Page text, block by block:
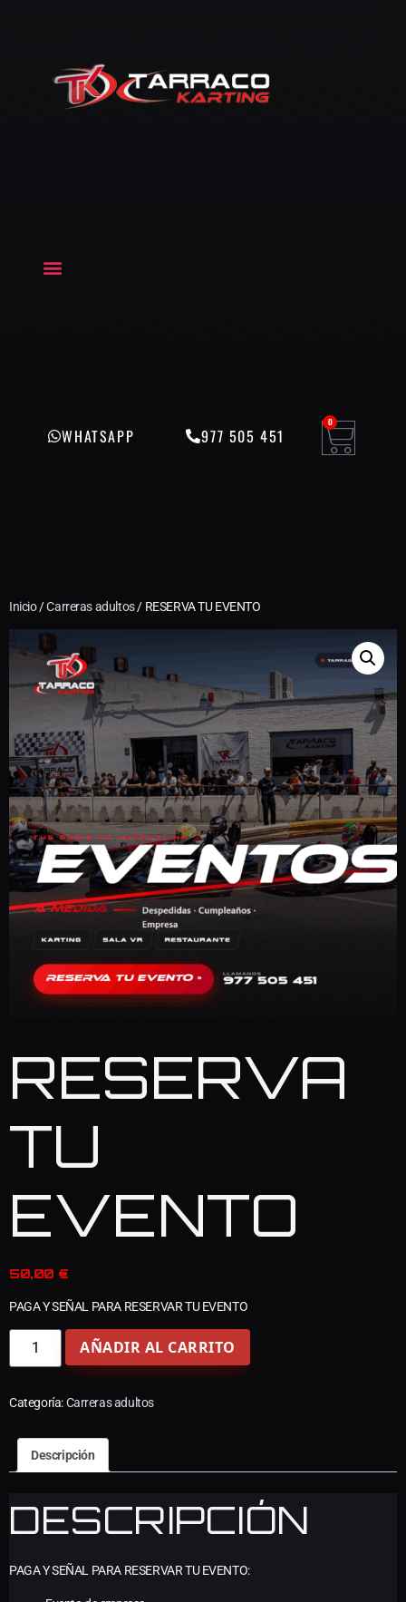
WHATSAPP 977 505 451
0
Inicio/Carreras adultos/ RESERVA TU EVENTO
RESERVA
TU
EVENTO
50,00 €
PAGA Y SEÑAL PARA RESERVAR TU EVENTO
AÑADIR AL CARRITO
Categoría:Carreras adultos
Descripción
DESCRIPCIÓN
PAGA Y SEÑAL PARA RESERVAR TU EVENTO: